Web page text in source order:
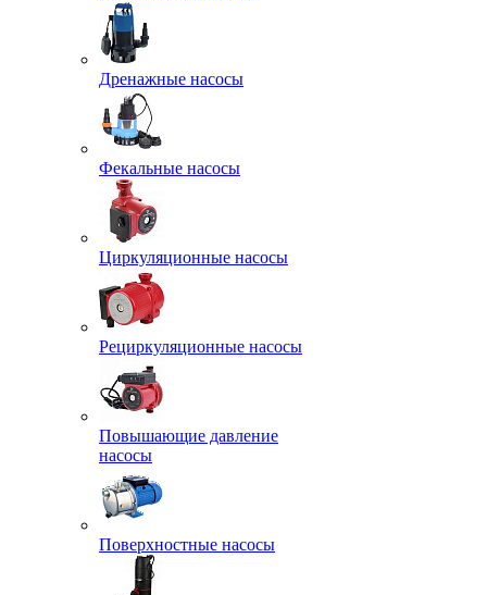
Дренажные насосы
Фекальные насосы
Циркуляционные насосы
Рециркуляционные насосы
Повышающие давление
насосы
Поверхностные насосы